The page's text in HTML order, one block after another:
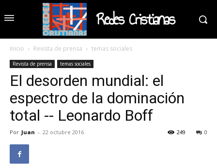
Redes Cristianas
Inicio Revista de prensa temas sociales
Revista de prensa temas sociales
El desorden mundial: el
espectro de la dominación
total -- Leonardo Boff
Por Juan - 22 octubre 2016 0
249